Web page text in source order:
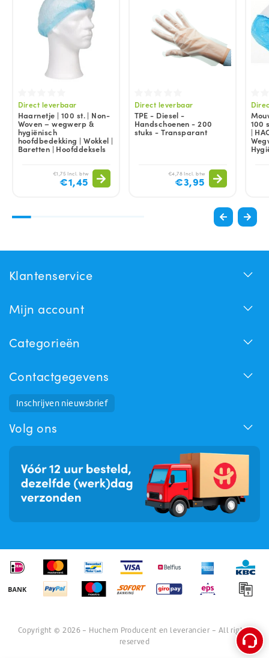
Direct leverbaar
Haarnetje | 100 st. | Non-
Woven – wegwerp &
hygiënisch
hoofdbedekking | Wokkel |
Baretten | Hoofddeksels
€1,75 Incl. btw
€1,45
Direct leverbaar
TPE - Diesel -
Handschoenen - 200
stuks - Transparant
€4,78 Incl. btw
€3,95
100
|
Klantenservice
Mijn account
Categorieën
Contactgegevens
Inschrijven nieuwsbrief
Volg ons
Copyright © 2026 - Huchem Producent en leverancier - All rights
reserved